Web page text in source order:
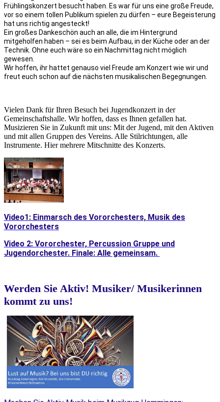
Frühlingskonzert besucht haben. Es war für uns eine große Freude,
vor so einem tollen Publikum spielen zu dürfen – eure Begeisterung
hat uns richtig angesteckt!
Ein großes Dankeschön auch an alle, die im Hintergrund
mitgeholfen haben – sei es beim Aufbau, in der Küche oder an der
Technik. Ohne euch wäre so ein Nachmittag nicht möglich
gewesen.
Wir hoffen, ihr hattet genauso viel Freude am Konzert wie wir und
freut euch schon auf die nächsten musikalischen Begegnungen.
Vielen Dank für Ihren Besuch bei Jugendkonzert in der
Gemeinschaftshalle. Wir hoffen, dass es Ihnen gefallen hat.
Musizieren Sie in Zukunft mit uns: Mit der Jugend, mit den Aktiven
und mit allen Gruppen des Vereins. Alle Stilrichtungen, alle
Instrumente. Hier mehrere Mitschnitte des Konzerts.
Video1: Einmarsch des Vororchesters, Musik des
Vororchesters
Video 2: Vororchester, Percussion Gruppe und
Jugendorchester. Finale: Alle gemeinsam.
Werden Sie Aktiv! Musiker/ Musikerinnen
kommt zu uns!